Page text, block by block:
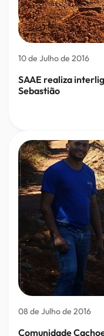
10 de Julho de 2016
SAAE realiza
Sebastião
08 de Julho de 2016
Comunidade